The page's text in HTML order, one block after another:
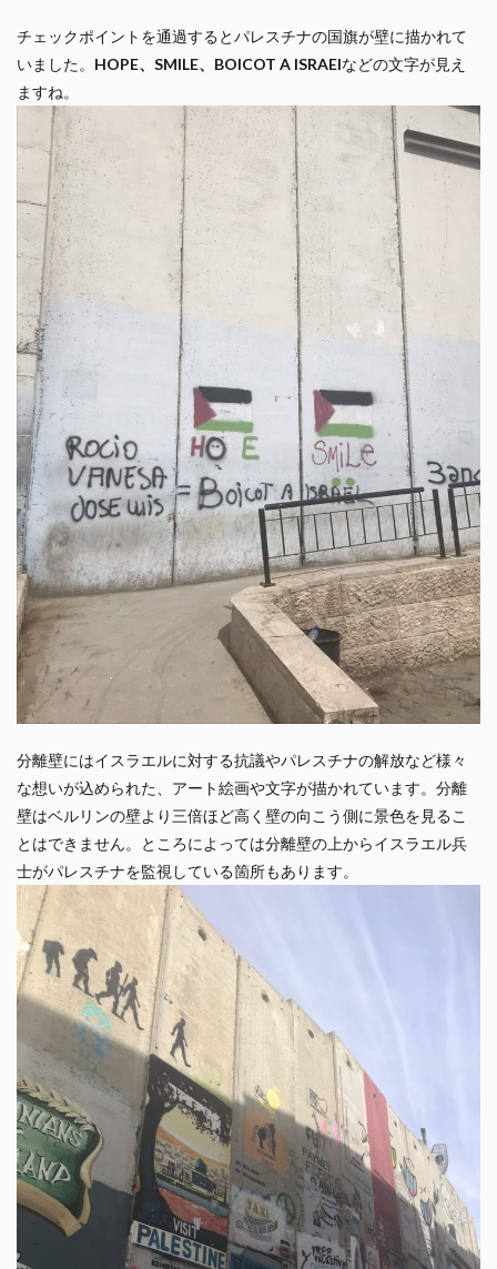
チェックポイントを通過するとパレスチナの国旗が壁に描かれて
いました。 HOPE、SMILE、BOICOT A ISRAElなどの文字が見え
ますね。
分離壁にはイスラエルに対する抗議やパレスチナの解放など様々
な想いが込められた、アート絵画や文字が描かれています。分離
壁はベルリンの壁より三倍ほど高く壁の向こう側に景色を見るこ
とはできません。ところによっては分離壁の上からイスラエル兵
士がパレスチナを監視している箇所もあります。